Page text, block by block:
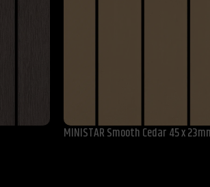
MINISTAR Smooth Cedar 45 x